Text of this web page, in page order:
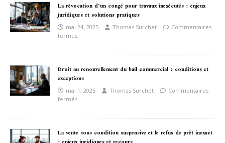
La révocation d’un congé pour travaux inexécutés : enjeux
juridiques et solutions pratiques
mai 24, 2025 Thomas Surchet
Commentaires
fermés
Droit au renouvellement du bail commercial : conditions et
exceptions
mai 1, 2025 Thomas Surchet
Commentaires
fermés
La vente sous condition suspensive et le refus de prêt inexact